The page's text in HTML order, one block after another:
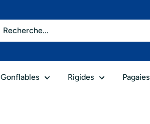
Gonflables Rigides Pagaies